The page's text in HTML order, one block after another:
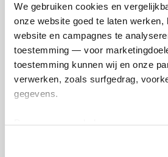
We gebruiken cookies en
onze website goed te laten werken,
website en campagnes te
toestemming — voor
toestemming kunnen wij en onze
verwerken, zoals surfgedrag,
gegevens.
tonen. Je kunt je toestemming op
Volgende